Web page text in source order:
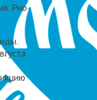
Рио-